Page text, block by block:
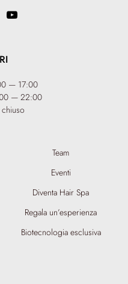
Team
Eventi
Diventa Hair Spa
Regala un’esperienza
Biotecnologia esclusiva
— 17:00
— 22:00